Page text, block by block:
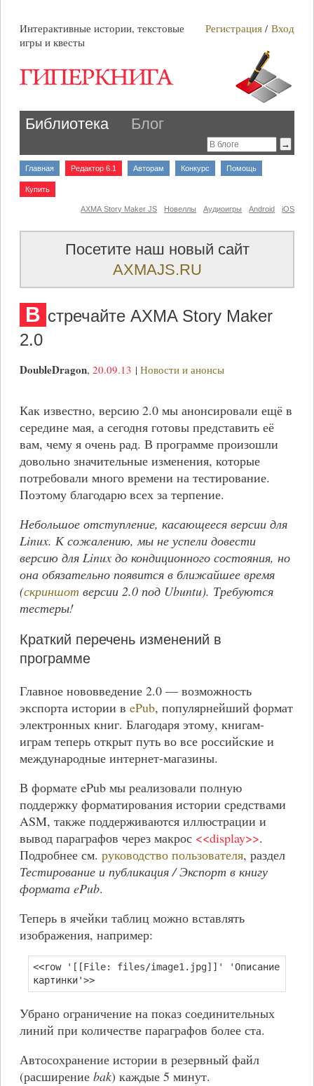
Интерактивные истории, текстовые
игры и квесты
Регистрация /Вход
Библиотека Блог
Главная Редактор 6.1 Авторам Конкурс Помощь
Купить
iOS
Android
Аудиоигры
Новеллы
AXMA Story Maker JS
Посетите наш новый сайт
AXMAJS.RU
В стречайте AXMA Story Maker
2.0
DoubleDragon, 20.09.13 | Новости и анонсы
Как известно, версию 2.0 мы анонсировали ещё в
середине мая, а сегодня готовы представить её
вам, чему я очень рад. В программе произошли
довольно значительные изменения, которые
потребовали много времени на тестирование.
Поэтому благодарю всех за терпение.
Небольшое отступление, касающееся версии для
Linux. К сожалению, мы не успели довести
версию для Linux до кондиционного состояния, но
она обязательно появится в ближайшее время
(скриншот версии 2.0 под Ubuntu). Требуются
тестеры!
Краткий перечень изменений в
программе
Главное нововведение 2.0 — возможность
экспорта истории в ePub, популярнейший формат
электронных книг. Благодаря этому, книгам-
играм теперь открыт путь во все российские и
международные интернет-магазины.
В формате ePub мы реализовали полную
поддержку форматирования истории средствами
ASM, также поддерживаются иллюстрации и
вывод параграфов через макрос <<display>>.
Подробнее см. руководство пользователя, раздел
Тестирование и публикация / Экспорт в книгу
формата ePub.
Теперь в ячейки таблиц можно вставлять
изображения, например:
<<row '[[File: files/image1.jpg]]' 'Описание
картинки'>>
Убрано ограничение на показ соединительных
линий при количестве параграфов более ста.
Автосохранение истории в резервный файл
(расширение bak) каждые 5 минут.